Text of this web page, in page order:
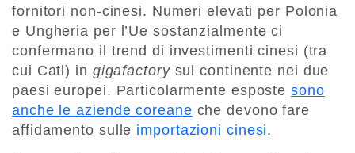
fornitori non-cinesi. Numeri elevati per Polonia
e Ungheria per l’Ue sostanzialmente ci
confermano il trend di investimenti cinesi (tra
cui Catl) in gigafactorysul continente nei due
paesi europei. Particolarmente espostesono
anche le aziende coreane che devono fare
affidamento sulle importazioni cinesi.